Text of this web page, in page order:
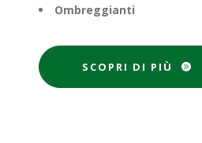
Ombreggianti
SCOPRI DI PIÙ